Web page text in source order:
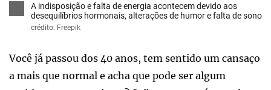
A indisposição e falta de energia acontecem devido aos
desequilíbrios hormonais, alterações de humor e falta de sono
crédito: Freepik
Você já passou dos 40 anos, tem sentido um cansaço
a mais que normal e acha que pode ser algum